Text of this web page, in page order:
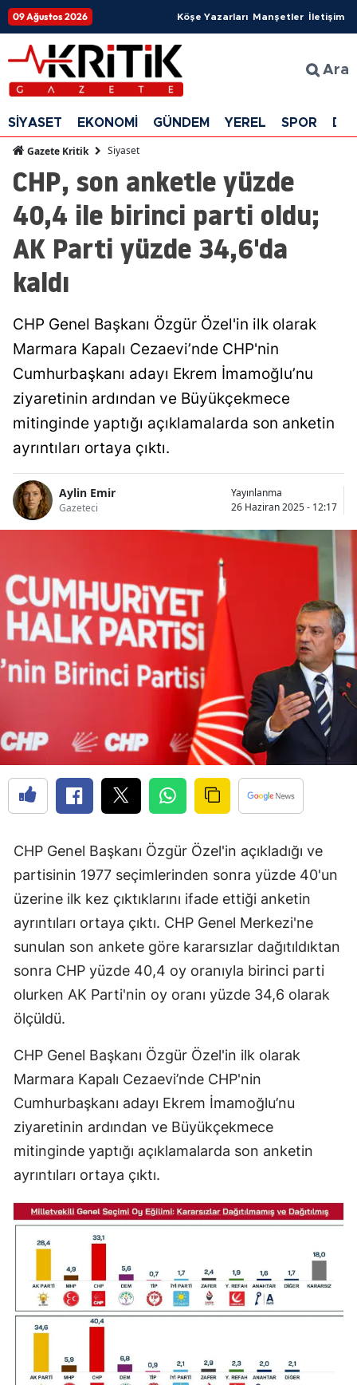
09 Ağustos 2026 Köşe Yazarları Manşetler İletişim
Ara
SİYASET EKONOMİ GÜNDEM YEREL SPOR
Gazete Kritik Siyaset
CHP, son anketle yüzde
40,4 ile birinci parti oldu;
AK Parti yüzde 34,6'da
kaldı
CHP Genel Başkanı Özgür Özel'in ilk olarak
Marmara Kapalı Cezaevi’nde CHP'nin
Cumhurbaşkanı adayı Ekrem İmamoğlu’nu
ziyaretinin ardından ve Büyükçekmece
mitinginde yaptığı açıklamalarda son anketin
ayrıntıları ortaya çıktı.
Aylin Emir
Gazeteci
Yayınlanma
26 Haziran 2025 - 12:17
CHP Genel Başkanı Özgür Özel'in açıkladığı ve
partisinin 1977 seçimlerinden sonra yüzde 40'un
üzerine ilk kez çıktıklarını ifade ettiği anketin
ayrıntıları ortaya çıktı. CHP Genel Merkezi'ne
sunulan son ankete göre kararsızlar dağıtıldıktan
sonra CHP yüzde 40,4 oy oranıyla birinci parti
olurken AK Parti'nin oy oranı yüzde 34,6 olarak
ölçüldü.
CHP Genel Başkanı Özgür Özel'in ilk olarak
Marmara Kapalı Cezaevi’nde CHP'nin
Cumhurbaşkanı adayı Ekrem İmamoğlu’nu
ziyaretinin ardından ve Büyükçekmece
mitinginde yaptığı açıklamalarda son anketin
ayrıntıları ortaya çıktı.